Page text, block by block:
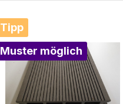
Tipp
Muster möglich